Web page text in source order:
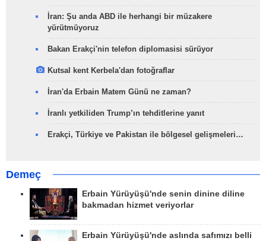
İran: Şu anda ABD ile herhangi bir müzakere
yürütmüyoruz
Bakan Erakçi'nin telefon diplomasisi sürüyor
Kutsal kent Kerbela'dan fotoğraflar
İran'da Erbain Matem Günü ne zaman?
İranlı yetkiliden Trump’ın tehditlerine yanıt
Erakçi, Türkiye ve Pakistan ile bölgesel gelişmeleri…
Demeç
Erbain Yürüyüşü'nde senin dinine diline
bakmadan hizmet veriyorlar
Erbain Yürüyüşü'nde aslında safımızı belli